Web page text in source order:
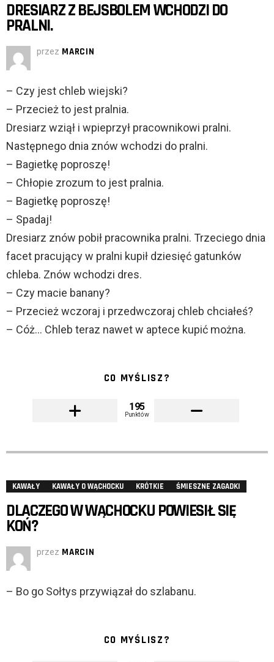
DRESIARZ Z BEJSBOLEM WCHODZI DO
PRALNI.
przez MARCIN
– Czy jest chleb wiejski?
– Przecież to jest pralnia.
Dresiarz wziął i wpieprzył pracownikowi pralni.
Następnego dnia znów wchodzi do pralni.
– Bagietkę poproszę!
– Chłopie zrozum to jest pralnia.
– Bagietkę poproszę!
– Spadaj!
Dresiarz znów pobił pracownika pralni. Trzeciego dnia
facet pracujący w pralni kupił dziesięć gatunków
chleba. Znów wchodzi dres.
– Czy macie banany?
– Przecież wczoraj i przedwczoraj chleb chciałeś?
– Cóż… Chleb teraz nawet w aptece kupić można.
CO MYŚLISZ?
195
Punktów
KAWAŁY KAWAŁY O WĄCHOCKU KRÓTKIE ŚMIESZNE ZAGADKI
DLACZEGO W WĄCHOCKU POWIESIŁ SIĘ
KOŃ?
przez MARCIN
– Bo go Sołtys przywiązał do szlabanu.
CO MYŚLISZ?